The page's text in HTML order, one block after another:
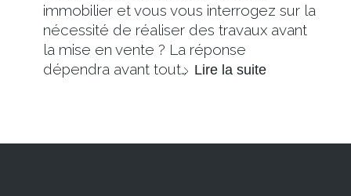
immobilier et vous vous interrogez sur la
nécessité de réaliser des travaux avant
la mise en vente ? La réponse
dépendra avant tout… Lire la suite